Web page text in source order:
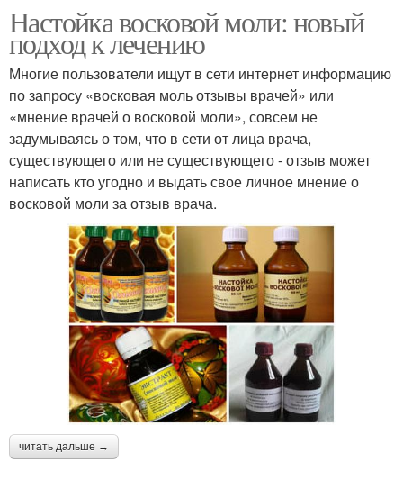
Настойка восковой моли: новый
подход к лечению
Многие пользователи ищут в сети интернет информацию
по запросу «восковая моль отзывы врачей» или
«мнение врачей о восковой моли», совсем не
задумываясь о том, что в сети от лица врача,
существующего или не существующего - отзыв может
написать кто угодно и выдать свое личное мнение о
восковой моли за отзыв врача.
читать дальше →